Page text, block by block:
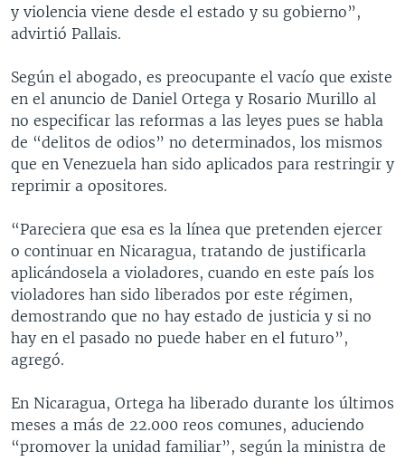
y violencia viene desde el estado y su gobierno”,
advirtió Pallais.
Según el abogado, es preocupante el vacío que existe
en el anuncio de Daniel Ortega y Rosario Murillo al
no especificar las reformas a las leyes pues se habla
de “delitos de odios” no determinados, los mismos
que en Venezuela han sido aplicados para restringir y
reprimir a opositores.
“Pareciera que esa es la línea que pretenden ejercer
o continuar en Nicaragua, tratando de justificarla
aplicándosela a violadores, cuando en este país los
violadores han sido liberados por este régimen,
demostrando que no hay estado de justicia y si no
hay en el pasado no puede haber en el futuro”,
agregó.
En Nicaragua, Ortega ha liberado durante los últimos
meses a más de 22.000 reos comunes, aduciendo
“promover la unidad familiar”, según la ministra de